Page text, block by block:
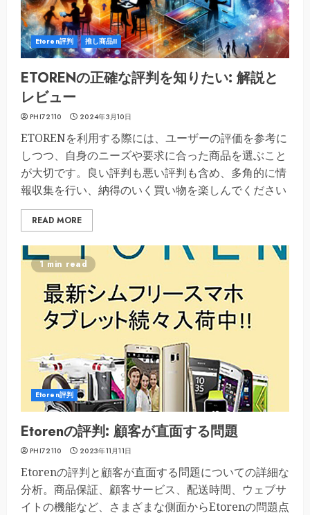
Etoren評判 推し商品II
ETORENの正確な評判を知りたい: 解説と
レビュー
PHI72110 2024年3月10日
ETORENを利用する際には、ユーザーの評価を参考に
しつつ、自身のニーズや要求に合った商品を選ぶこと
が大切です。良い評判も悪い評判も含め、多角的に情
報収集を行い、納得のいく買い物を楽しんでください
READ MORE
1 min read
Etoren評判
Etorenの評判: 顧客が直面する問題
PHI72110 2023年11月11日
Etorenの評判と顧客が直面する問題についての詳細な
分析。商品保証、顧客サービス、配送時間、ウェブサ
イトの機能など、さまざまな側面からEtorenの問題点